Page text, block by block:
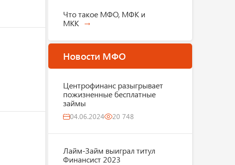
Что такое МФО, МФК и
МКК
Новости МФО
Центрофинанс разыгрывает
пожизненные бесплатные
займы
04.06.2024 20 748
Лайм-Займ выиграл титул
Финансист 2023